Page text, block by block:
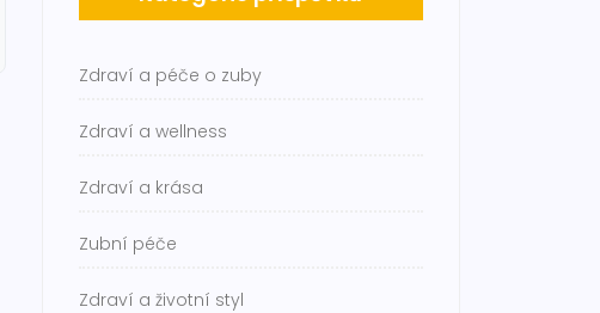
Zdraví a péče o zuby
Zdraví a wellness
Zdraví a krása
Zubní péče
Zdraví a životní styl